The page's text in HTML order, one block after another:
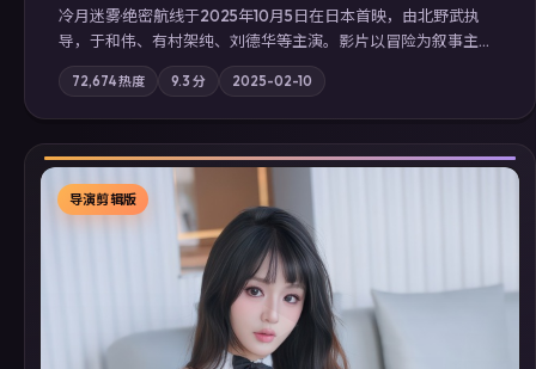
冷月迷雾·绝密航线于2025年10月5日在日本首映，由北野武执
导，于和伟、有村架纯、刘德华等主演。影片以冒险为叙事主
轴，记忆碎片重组后，主角发现自己从未活过“真实”的一天；摄
影与配乐强化地域气质；站内亦可通过「国产免费观看高清电视
剧在线看」延展检索同类型高分佳作，畅享高清在线追剧体验。
72,674热度 9.3 分 2025-02-10
▶
导演剪辑版